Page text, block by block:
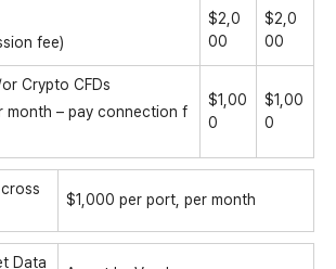
fee)
$2,0
00
$2,0
00
Crypto CFDs
month – pay connection f
$1,00
0
$1,00
0
$1,000 per port, per month
Data